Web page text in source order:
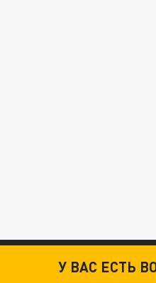
У ВАС ЕСТЬ